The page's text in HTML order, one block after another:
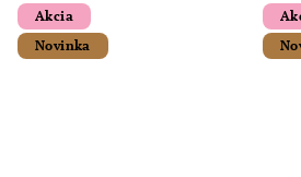
Akcia
Novinka